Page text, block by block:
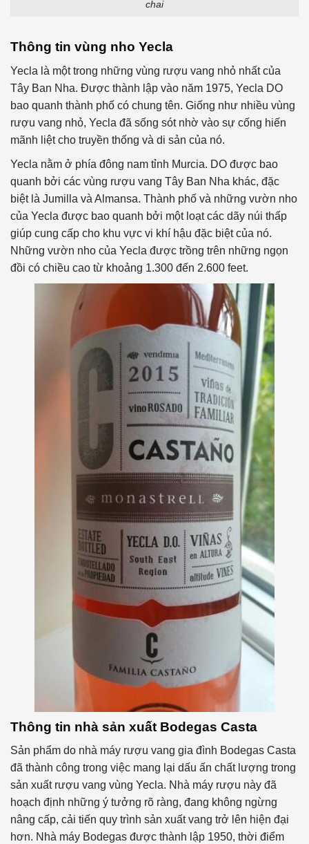
chai
Thông tin vùng nho Yecla
Yecla là một trong những vùng rượu vang nhỏ nhất của
Tây Ban Nha. Được thành lập vào năm 1975, Yecla DO
bao quanh thành phố có chung tên. Giống như nhiều vùng
rượu vang nhỏ, Yecla đã sống sót nhờ vào sự cống hiến
mãnh liệt cho truyền thống và di sản của nó.
Yecla nằm ở phía đông nam tỉnh Murcia. DO được bao
quanh bởi các vùng rượu vang Tây Ban Nha khác, đặc
biệt là Jumilla và Almansa. Thành phố và những vườn nho
của Yecla được bao quanh bởi một loạt các dãy núi thấp
giúp cung cấp cho khu vực vi khí hậu đặc biệt của nó.
Những vườn nho của Yecla được trồng trên những ngọn
đồi có chiều cao từ khoảng 1.300 đến 2.600 feet.
Thông tin nhà sản xuất Bodegas Casta
Sản phẩm do nhà máy rượu vang gia đình Bodegas Casta
đã thành công trong việc mang lại dấu ấn chất lượng trong
sản xuất rượu vang vùng Yecla. Nhà máy rượu này đã
hoạch định những ý tưởng rõ ràng, đang không ngừng
nâng cấp, cải tiến quy trình sản xuất vang trở lên hiện đại
hơn. Nhà máy Bodegas được thành lập 1950, thời điểm